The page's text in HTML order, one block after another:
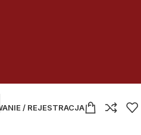
/ REJESTRACJA